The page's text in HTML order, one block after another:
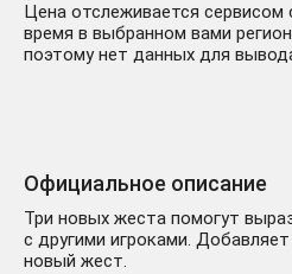
Цена отслеживается сервисом
время в выбранном вами
поэтому нет данных для
Официальное описание
Три новых жеста помогут
с другими игроками.
новый жест.